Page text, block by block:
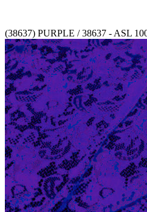
(38637) PURPLE / 38637 - ASL